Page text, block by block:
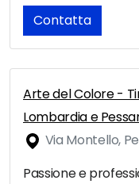
Contatta
Arte del Colore -
Lombardia e
Via Montello,
Passione e